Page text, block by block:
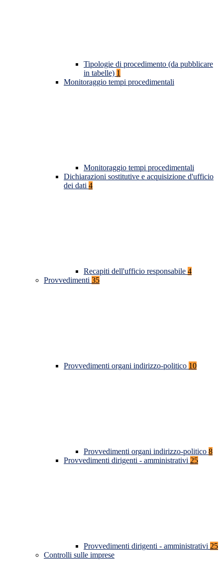
Tipologie di procedimento (da pubblicare
in tabelle) 1
Monitoraggio tempi procedimentali
Monitoraggio tempi procedimentali
Dichiarazioni sostitutive e acquisizione d'ufficio
dei dati 4
Recapiti dell'ufficio responsabile 4
Provvedimenti 35
Provvedimenti organi indirizzo-politico 10
Provvedimenti organi indirizzo-politico 8
Provvedimenti dirigenti - amministrativi 25
Provvedimenti dirigenti - amministrativi 25
Controlli sulle imprese